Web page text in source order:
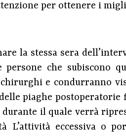
per ottenere i
la stessa sera
che subiscono
e condurranno
piaghe postoperatorie
il quale verrà
L’attività eccessiva o